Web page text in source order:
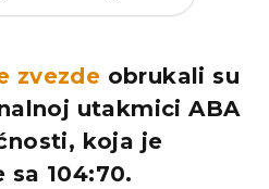
zvezde obrukali su
utakmici ABA
koja je
104:70.